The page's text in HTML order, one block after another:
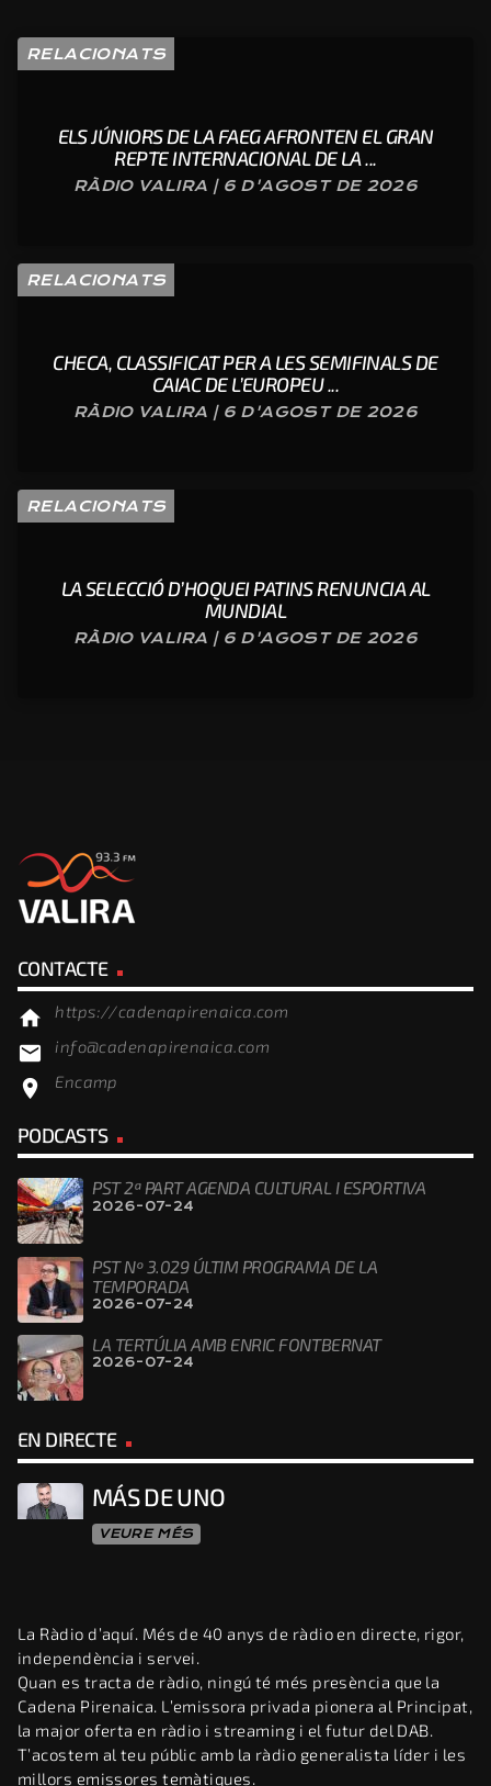
RELACIONATS
ELS JÚNIORS DE LA FAEG AFRONTEN EL GRAN
REPTE INTERNACIONAL DE LA ...
RÀDIO VALIRA | 6 D'AGOST DE 2026
RELACIONATS
CHECA, CLASSIFICAT PER A LES SEMIFINALS DE
CAIAC DE L’EUROPEU ...
RÀDIO VALIRA | 6 D'AGOST DE 2026
RELACIONATS
LA SELECCIÓ D’HOQUEI PATINS RENUNCIA AL
MUNDIAL
RÀDIO VALIRA | 6 D'AGOST DE 2026
CONTACTE
home https://cadenapirenaica.com
email info@cadenapirenaica.com
location_on Encamp
PODCASTS
PST 2ª PART AGENDA CULTURAL I ESPORTIVA
2026-07-24
PST Nº 3.029 ÚLTIM PROGRAMA DE LA
TEMPORADA
2026-07-24
LA TERTÚLIA AMB ENRIC FONTBERNAT
2026-07-24
EN DIRECTE
MÁS DE UNO
VEURE MÉS
La Ràdio d’aquí. Més de 40 anys de ràdio en directe, rigor,
independència i servei.
Quan es tracta de ràdio, ningú té més presència que la
Cadena Pirenaica. L’emissora privada pionera al Principat,
la major oferta en ràdio i streaming i el futur del DAB.
T’acostem al teu públic amb la ràdio generalista líder i les
millors emissores temàtiques.